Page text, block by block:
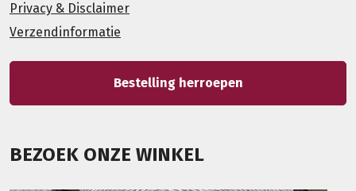
Privacy & Disclaimer
Verzendinformatie
Bestelling herroepen
BEZOEK ONZE WINKEL